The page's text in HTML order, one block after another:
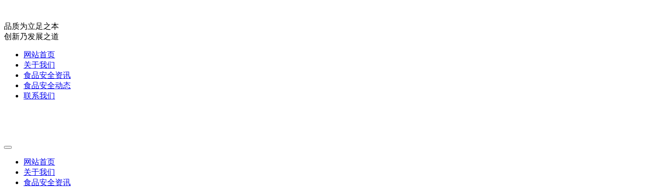
品质为立足之本
创新乃发展之道
网站首页
关于我们
食品安全资讯
食品安全动态
联系我们
网站首页
关于我们
食品安全资讯